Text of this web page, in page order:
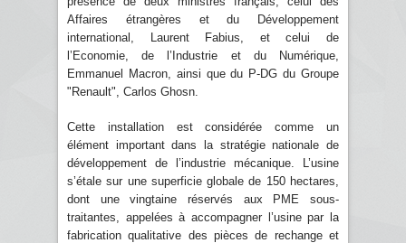
Affaires étrangères et du Développement
international, Laurent Fabius, et celui de
l’Economie, de l’Industrie et du Numérique,
Emmanuel Macron, ainsi que du P-DG du Groupe
"Renault", Carlos Ghosn.
Cette installation est considérée comme un
élément important dans la stratégie nationale de
développement de l’industrie mécanique. L’usine
s’étale sur une superficie globale de 150 hectares,
dont une vingtaine réservés aux PME sous-
traitantes, appelées à accompagner l’usine par la
fabrication qualitative des pièces de rechange et